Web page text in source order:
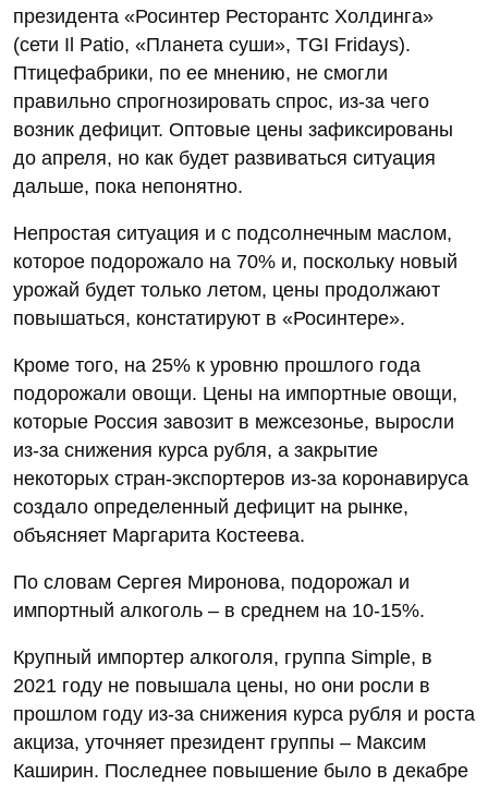
президента «Росинтер Ресторантс Холдинга»
(сети Il Patio, «Планета суши», TGI Fridays).
Птицефабрики, по ее мнению, не смогли
правильно спрогнозировать спрос, из-за чего
возник дефицит. Оптовые цены зафиксированы
до апреля, но как будет развиваться ситуация
дальше, пока непонятно.
Непростая ситуация и с подсолнечным маслом,
которое подорожало на 70% и, поскольку новый
урожай будет только летом, цены продолжают
повышаться, констатируют в «Росинтере».
Кроме того, на 25% к уровню прошлого года
подорожали овощи. Цены на импортные овощи,
которые Россия завозит в межсезонье, выросли
из-за снижения курса рубля, а закрытие
некоторых стран-экспортеров из-за коронавируса
создало определенный дефицит на рынке,
объясняет Маргарита Костеева.
По словам Сергея Миронова, подорожал и
импортный алкоголь – в среднем на 10-15%.
Крупный импортер алкоголя, группа Simple, в
2021 году не повышала цены, но они росли в
прошлом году из-за снижения курса рубля и роста
акциза, уточняет президент группы – Максим
Каширин. Последнее повышение было в декабре